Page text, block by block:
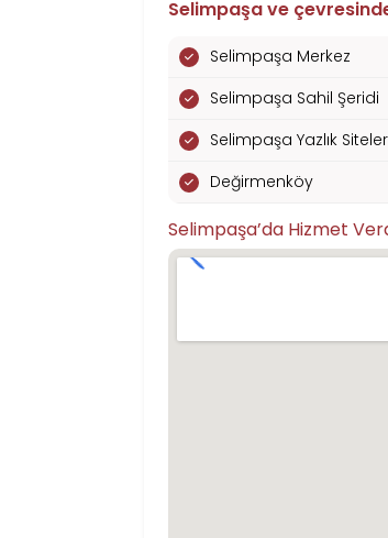
Selimpaşa ve
Selimpaşa Merkez
Selimpaşa Sahil Şeridi
Selimpaşa Yazlık
Değirmenköy
Selimpaşa’da Hizmet